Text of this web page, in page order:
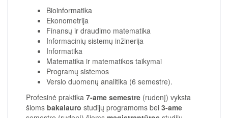
Bioinformatika
Ekonometrija
Finansų ir draudimo matematika
Informacinių sistemų inžinerija
Informatika
Matematika ir matematikos taikymai
Programų sistemos
Verslo duomenų analitika (6 semestre).
Profesinė praktika 7-ame semestre (rudenį) vyksta
šioms bakalauro studijų programoms bei 3-ame